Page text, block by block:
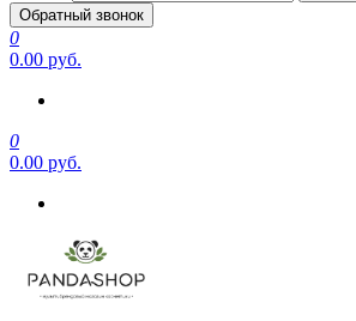
Обратный звонок
0
0.00 руб.
0
0.00 руб.